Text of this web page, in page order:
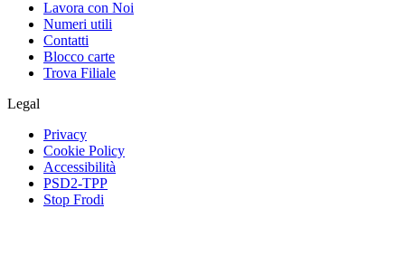
Lavora con Noi
Numeri utili
Contatti
Blocco carte
Trova Filiale
Legal
Privacy
Cookie Policy
Accessibilità
PSD2-TPP
Stop Frodi